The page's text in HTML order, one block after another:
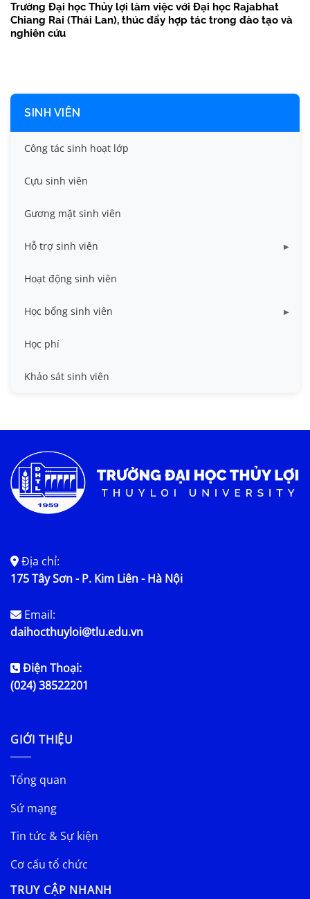
Trường Đại học Thủy lợi làm việc với Đại học Rajabhat
Chiang Rai (Thái Lan), thúc đẩy hợp tác trong đào tạo và
nghiên cứu
SINH VIÊN
Công tác sinh hoạt lớp
Cựu sinh viên
Gương mặt sinh viên
Hỗ trợ sinh viên
Miễn giảm học phí
Nhà ở
Hoạt động sinh viên
Học bổng sinh viên
HB khuyến khích học tập
HB Lê Văn Kiểm và gia đình
Học phí
Khảo sát sinh viên
Địa chỉ:
175 Tây Sơn - P. Kim Liên - Hà Nội
Email:
daihocthuyloi@tlu.edu.vn
Điện Thoại:
(024) 38522201
GIỚI THIỆU
Tổng quan
Sứ mạng
Tin tức & Sự kiện
Cơ cấu tổ chức
TRUY CẬP NHANH